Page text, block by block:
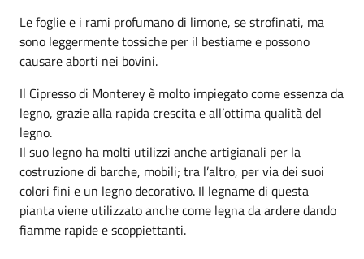
Le foglie e i rami profumano di limone, se strofinati, ma
sono leggermente tossiche per il bestiame e possono
causare aborti nei bovini.
Il Cipresso di Monterey è molto impiegato come essenza da
legno, grazie alla rapida crescita e all’ottima qualità del
legno.
Il suo legno ha molti utilizzi anche artigianali per la
costruzione di barche, mobili; tra l’altro, per via dei suoi
colori fini e un legno decorativo. Il legname di questa
pianta viene utilizzato anche come legna da ardere dando
fiamme rapide e scoppiettanti.